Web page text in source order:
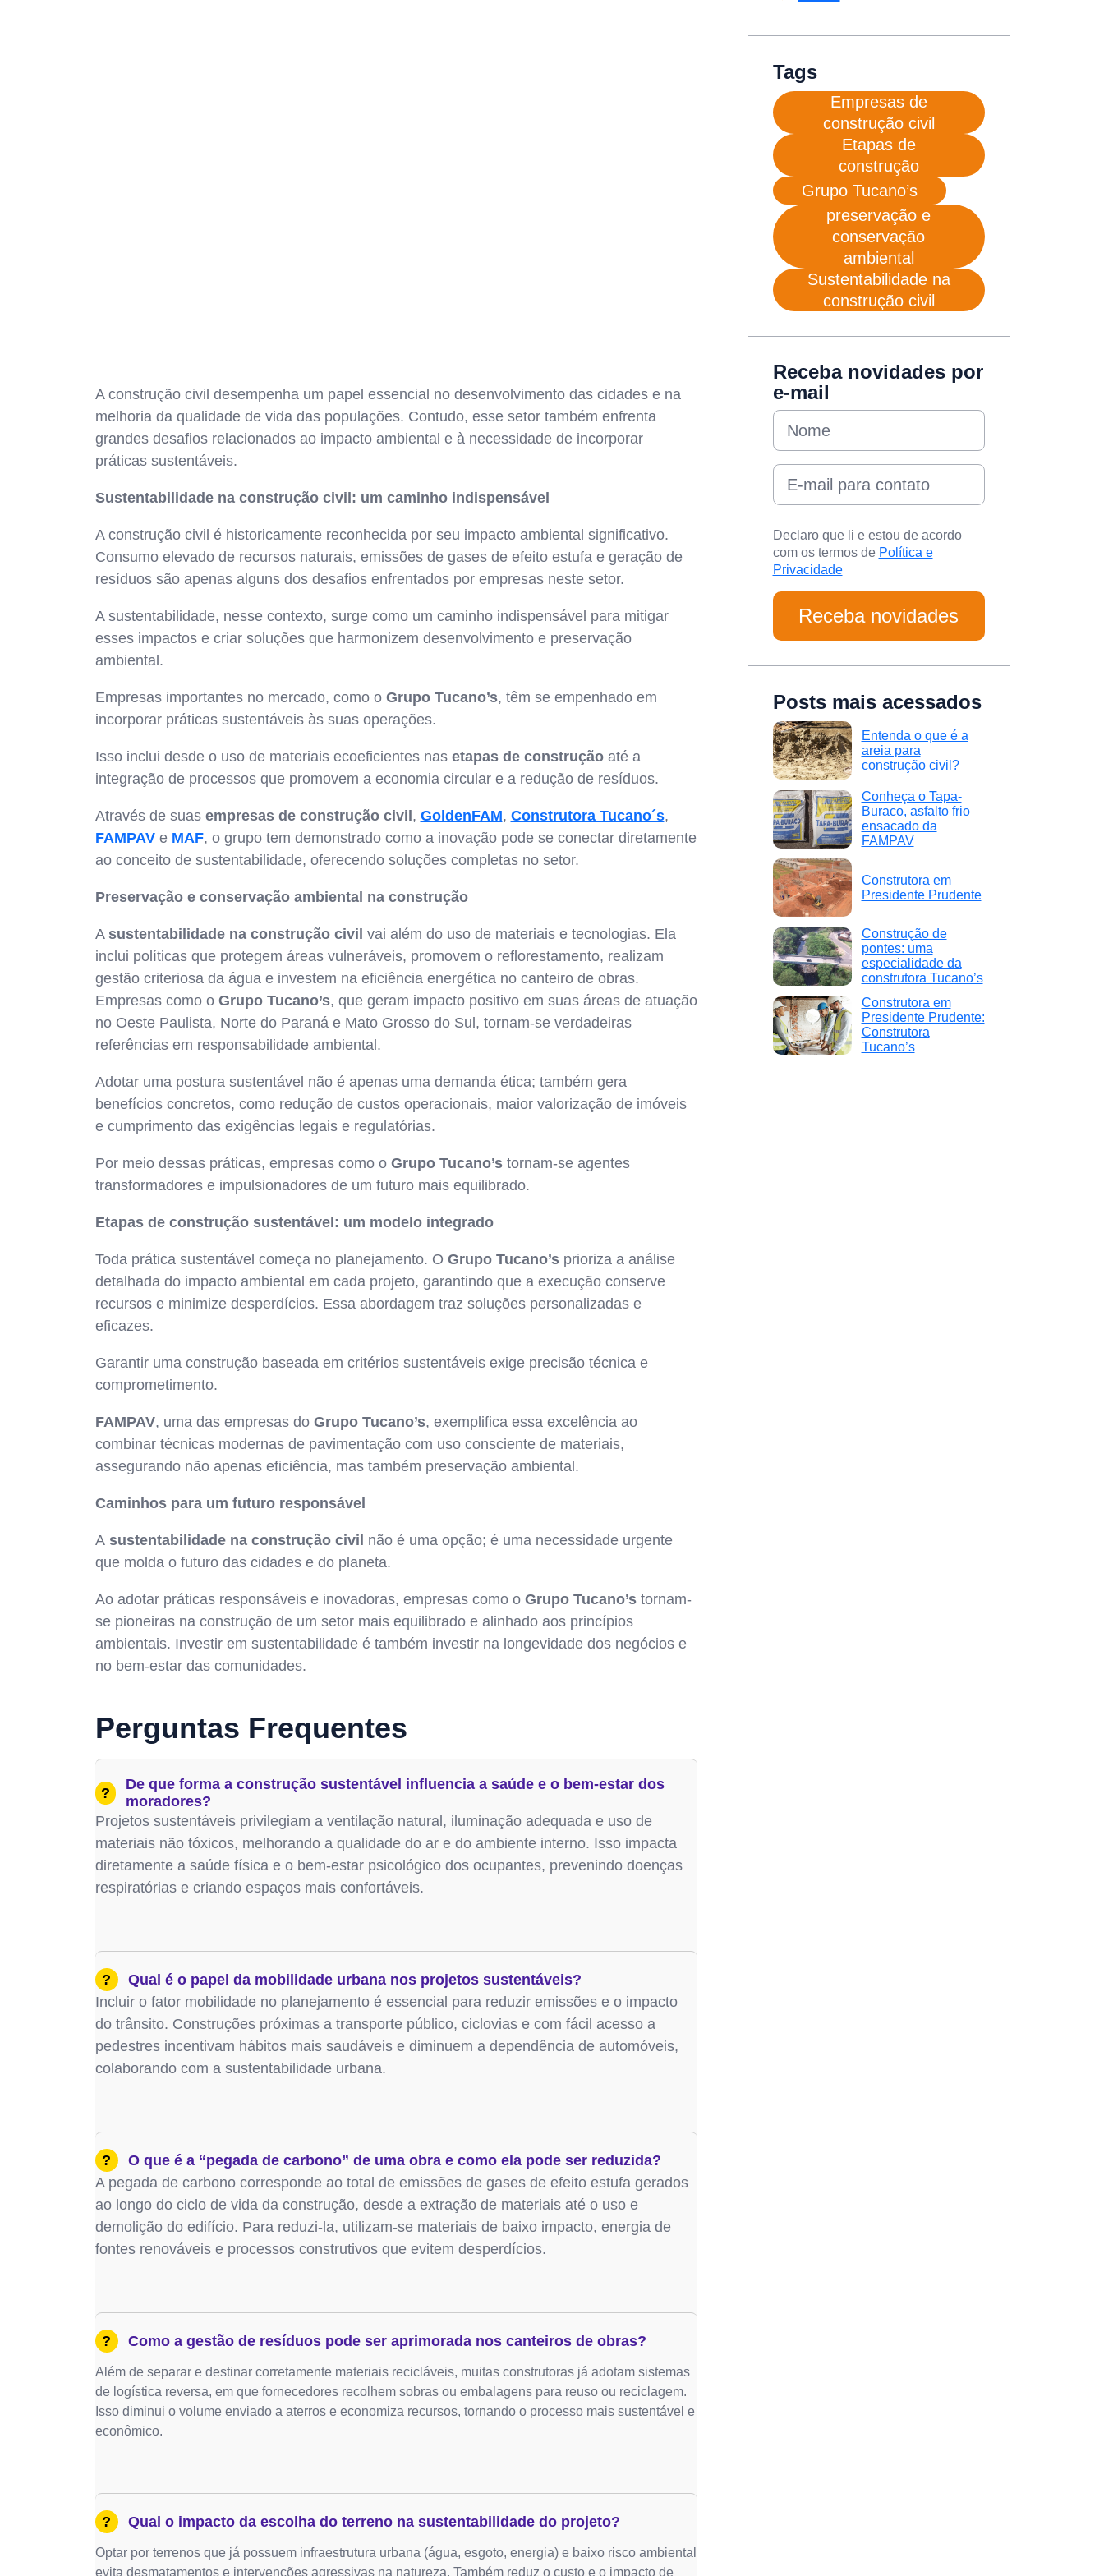
A construção civil desempenha um papel essencial no desenvolvimento das cidades e na
melhoria da qualidade de vida das populações. Contudo, esse setor também enfrenta
grandes desafios relacionados ao impacto ambiental e à necessidade de incorporar
práticas sustentáveis.
Sustentabilidade na construção civil: um caminho indispensável
A construção civil é historicamente reconhecida por seu impacto ambiental significativo.
Consumo elevado de recursos naturais, emissões de gases de efeito estufa e geração de
resíduos são apenas alguns dos desafios enfrentados por empresas neste setor.
A sustentabilidade, nesse contexto, surge como um caminho indispensável para mitigar
esses impactos e criar soluções que harmonizem desenvolvimento e preservação
ambiental.
Empresas importantes no mercado, como o Grupo Tucano’s, têm se empenhado em
incorporar práticas sustentáveis às suas operações.
Isso inclui desde o uso de materiais ecoeficientes nas etapas de construçãoaté a
integração de processos que promovem a economia circular e a redução de resíduos.
Através de suas empresas de construção civil , GoldenFAM, Construtora Tucano´s,
FAMPAVe MAF, o grupo tem demonstrado como a inovação pode se conectar diretamente
ao conceito de sustentabilidade, oferecendo soluções completas no setor.
Preservação e conservação ambiental na construção
A sustentabilidade na construção civil vai além do uso de materiais e tecnologias. Ela
inclui políticas que protegem áreas vulneráveis, promovem o reflorestamento, realizam
gestão criteriosa da água e investem na eficiência energética no canteiro de obras.
Empresas como o Grupo Tucano’s, que geram impacto positivo em suas áreas de atuação
no Oeste Paulista, Norte do Paraná e Mato Grosso do Sul, tornam-se verdadeiras
referências em responsabilidade ambiental.
Adotar uma postura sustentável não é apenas uma demanda ética; também gera
benefícios concretos, como redução de custos operacionais, maior valorização de imóveis
e cumprimento das exigências legais e regulatórias.
Por meio dessas práticas, empresas como o Grupo Tucano’stornam-se agentes
transformadores e impulsionadores de um futuro mais equilibrado.
Etapas de construção sustentável: um modelo integrado
Toda prática sustentável começa no planejamento. O Grupo Tucano’sprioriza a análise
detalhada do impacto ambiental em cada projeto, garantindo que a execução conserve
recursos e minimize desperdícios. Essa abordagem traz soluções personalizadas e
eficazes.
Garantir uma construção baseada em critérios sustentáveis exige precisão técnica e
comprometimento.
FAMPAV, uma das empresas do Grupo Tucano’s, exemplifica essa excelência ao
combinar técnicas modernas de pavimentação com uso consciente de materiais,
assegurando não apenas eficiência, mas também preservação ambiental.
Caminhos para um futuro responsável
Asustentabilidade na construção civil não é uma opção; é uma necessidade urgente
que molda o futuro das cidades e do planeta.
Ao adotar práticas responsáveis e inovadoras, empresas como o Grupo Tucano’stornam-
se pioneiras na construção de um setor mais equilibrado e alinhado aos princípios
ambientais. Investir em sustentabilidade é também investir na longevidade dos negócios e
no bem-estar das comunidades.
Perguntas Frequentes
?
De que forma a construção sustentável influencia a saúde e o bem-estar dos
moradores?
Projetos sustentáveis privilegiam a ventilação natural, iluminação adequada e uso de
materiais não tóxicos, melhorando a qualidade do ar e do ambiente interno. Isso impacta
diretamente a saúde física e o bem-estar psicológico dos ocupantes, prevenindo doenças
respiratórias e criando espaços mais confortáveis.
?
Qual é o papel da mobilidade urbana nos projetos sustentáveis?
Incluir o fator mobilidade no planejamento é essencial para reduzir emissões e o impacto
do trânsito. Construções próximas a transporte público, ciclovias e com fácil acesso a
pedestres incentivam hábitos mais saudáveis e diminuem a dependência de automóveis,
colaborando com a sustentabilidade urbana.
?
O que é a “pegada de carbono” de uma obra e como ela pode ser reduzida?
A pegada de carbono corresponde ao total de emissões de gases de efeito estufa gerados
ao longo do ciclo de vida da construção, desde a extração de materiais até o uso e
demolição do edifício. Para reduzi-la, utilizam-se materiais de baixo impacto, energia de
fontes renováveis e processos construtivos que evitem desperdícios.
? Como a gestão de resíduos pode ser aprimorada nos canteiros de obras?
Além de separar e destinar corretamente materiais recicláveis, muitas construtoras já adotam sistemas
de logística reversa, em que fornecedores recolhem sobras ou embalagens para reuso ou reciclagem.
Isso diminui o volume enviado a aterros e economiza recursos, tornando o processo mais sustentável e
econômico.
? Qual o impacto da escolha do terreno na sustentabilidade do projeto?
Optar por terrenos que já possuem infraestrutura urbana (água, esgoto, energia) e baixo risco ambiental
evita desmatamentos e intervenções agressivas na natureza. Também reduz o custo e o impacto de
Tags
Empresas de
construção civil
Etapas de
construção
Grupo Tucano’s
preservação e
conservação
ambiental
Sustentabilidade na
construção civil
Receba novidades por
e-mail
Declaro que li e estou de acordo
com os termos de Política e
Privacidade
Posts mais acessados
Entenda o que é a
areia para
construção civil?
Conheça o Tapa-
Buraco, asfalto frio
ensacado da
FAMPAV
Construtora em
Presidente Prudente
Construção de
pontes: uma
especialidade da
construtora Tucano’s
Construtora em
Presidente Prudente:
Construtora
Tucano’s